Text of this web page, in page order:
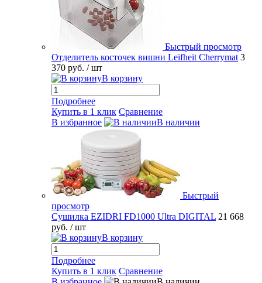
Быстрый просмотр
Отделитель косточек вишни Leifheit Cherrymat 3
370 руб. / шт
В корзину
Подробнее
Купить в 1 клик Сравнение
В избранное
В наличии
Быстрый
просмотр
Сушилка EZIDRI FD1000 Ultra DIGITAL 21 668
руб. / шт
В корзину
Подробнее
Купить в 1 клик Сравнение